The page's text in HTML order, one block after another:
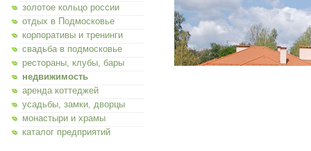
золотое кольцо россии
отдых в Подмосковье
корпоративы и тренинги
свадьба в подмосковье
рестораны, клубы, бары
недвижимость
аренда коттеджей
усадьбы, замки, дворцы
монастыри и храмы
каталог предприятий